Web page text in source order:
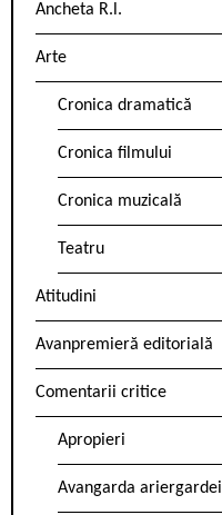
Ancheta R.l.
Arte
Cronica dramatică
Cronica filmului
Cronica muzicală
Teatru
Atitudini
Avanpremieră editorială
Comentarii critice
Apropieri
Avangarda ariergardei